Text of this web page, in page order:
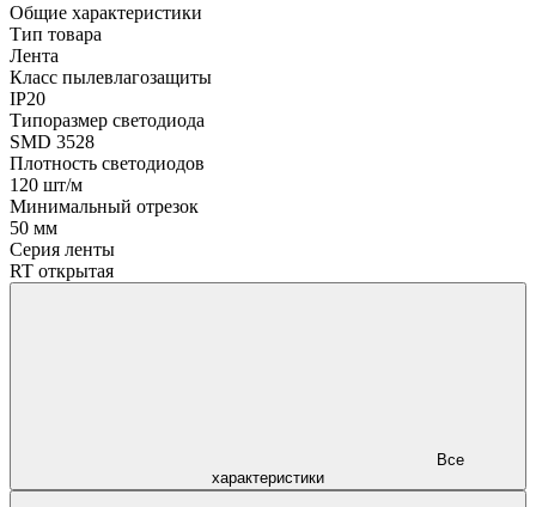
Общие характеристики
Тип товара
Лента
Класс пылевлагозащиты
IP20
Типоразмер светодиода
SMD 3528
Плотность светодиодов
120 шт/м
Минимальный отрезок
50 мм
Серия ленты
RT открытая
характеристики